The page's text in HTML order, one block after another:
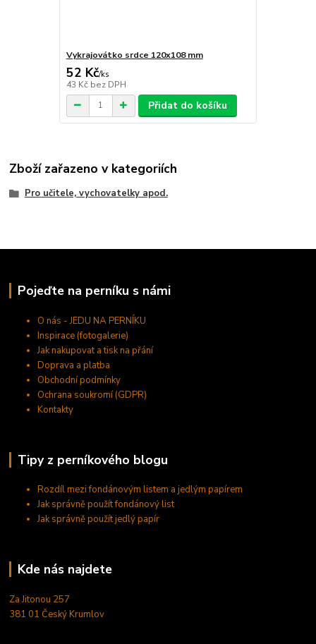
Vykrajovátko srdce 120x108 mm
52 Kč/ks
43 Kč bez DPH
Přidat do košíku
Zboží zařazeno v kategoriích
Pro učitele, vychovatelky apod.
Pojeďte na perníku s námi
O nás - JEDU NA PERNÍKU
Inspirace (fotogalerie)
Jak nakupovat a tisk na přání
Doprava a platba
Obchodní podmínky
Ochrana soukromí (GDPR)
Kontakty
Tipy z perníkového blogu
Rozdíl mezi fondánovým listem a jedlým papírem
Jak správně použít fondánový list
Jak správně použít jedlý papír
Kde nás najdete
Za Jitonou 257
381 01 Český Krumlov